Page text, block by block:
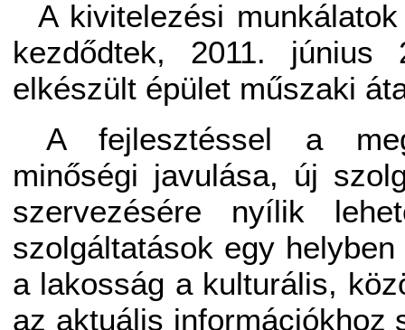
A kivitelezési
kezdődtek, 2011.
elkészült épület műszaki
A fejlesztéssel a
minőségi javulása, új
szervezésére nyílik
szolgáltatások egy
a lakosság a kulturális,
az aktuális információkhoz